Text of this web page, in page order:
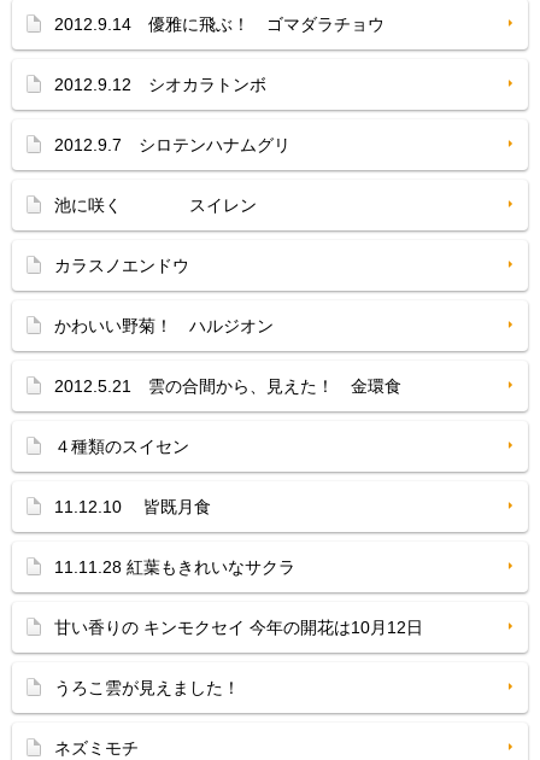
2012.9.14 優雅に飛ぶ！ ゴマダラチョウ
2012.9.12 シオカラトンボ
2012.9.7 シロテンハナムグリ
池に咲く スイレン
カラスノエンドウ
かわいい野菊！ ハルジオン
2012.5.21 雲の合間から、見えた！ 金環食
４種類のスイセン
11.12.10 皆既月食
11.11.28 紅葉もきれいなサクラ
甘い香りの キンモクセイ 今年の開花は10月12日
うろこ雲が見えました！
ネズミモチ